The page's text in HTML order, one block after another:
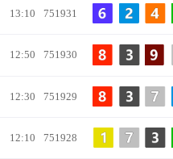
13:10 751931
12:50 751930
12:30 751929
12:10 751928